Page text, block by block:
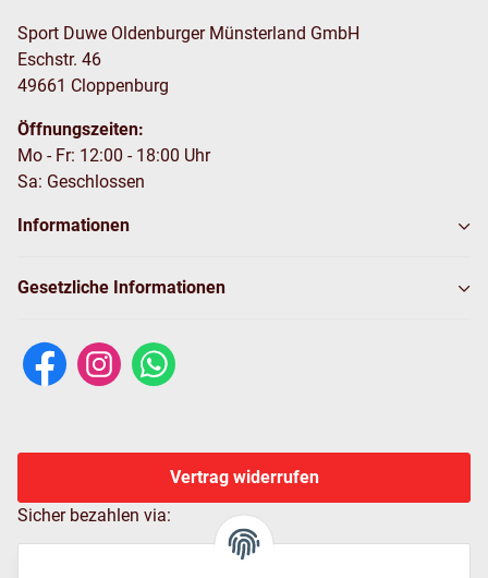
Sport Duwe Oldenburger Münsterland GmbH
Eschstr. 46
49661 Cloppenburg
Öffnungszeiten:
Mo - Fr: 12:00 - 18:00 Uhr
Sa: Geschlossen
Informationen
Gesetzliche Informationen
Vertrag widerrufen
Sicher bezahlen via: